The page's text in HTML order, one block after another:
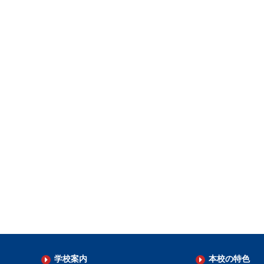
学校案内 本校の特色